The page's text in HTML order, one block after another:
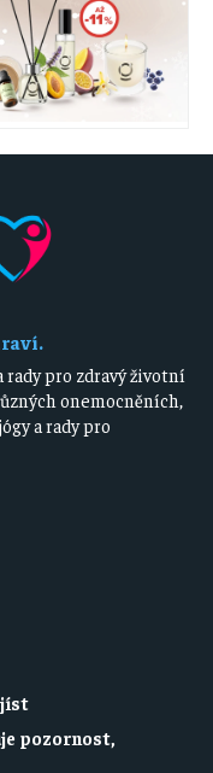
pro zdravý životní
onemocněních,
a rady pro
jíst
pozornost,